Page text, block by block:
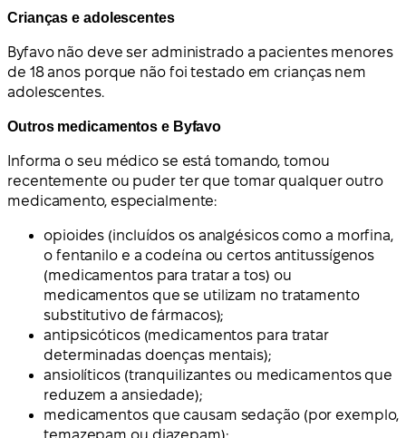
Crianças e adolescentes
Byfavo não deve ser administrado a pacientes menores
de 18 anos porque não foi testado em crianças nem
adolescentes.
Outros medicamentos e Byfavo
Informa o seu médico se está tomando, tomou
recentemente ou puder ter que tomar qualquer outro
medicamento, especialmente:
opioides (incluídos os analgésicos como a morfina,
o fentanilo e a codeína ou certos antitussígenos
(medicamentos para tratar a tos) ou
medicamentos que se utilizam no tratamento
substitutivo de fármacos);
antipsicóticos (medicamentos para tratar
determinadas doenças mentais);
ansiolíticos (tranquilizantes ou medicamentos que
reduzem a ansiedade);
medicamentos que causam sedação (por exemplo,
temazepam ou diazepam);